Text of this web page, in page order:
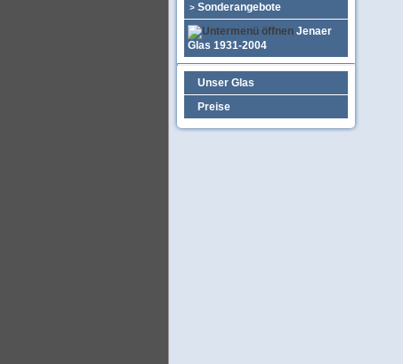
> Sonderangebote
Jenaer
Glas 1931-2004
Unser Glas
Preise